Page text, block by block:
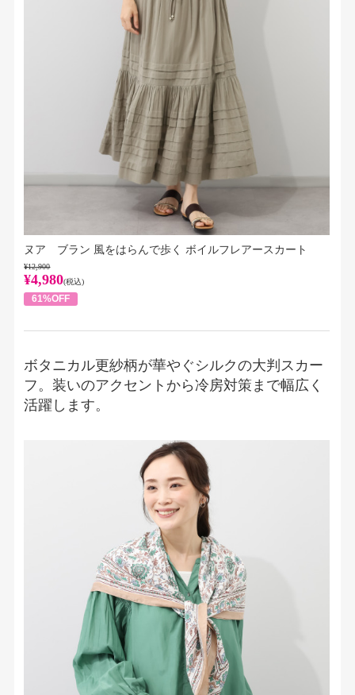
ヌア ブラン 風をはらんで歩く ボイルフレアースカート
¥12,900
¥4,980(税込)
61%OFF
ボタニカル更紗柄が華やぐシルクの大判スカー
フ。装いのアクセントから冷房対策まで幅広く
活躍します。